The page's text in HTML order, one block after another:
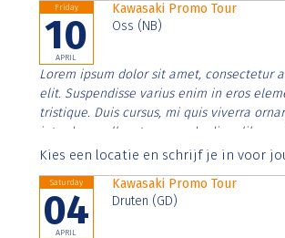
Friday
10
APRIL
Kawasaki Promo Tour
Oss (NB)
Lorem ipsum dolor sit amet, consectetur
elit. Suspendisse varius enim in eros
tristique. Duis cursus, mi quis viverra
interdum nulla, ut commodo diam libero
Aenean faucibus nibh et justo cursus id
Kies een locatie en schrijf je in voor
Saturday
04
APRIL
Kawasaki Promo Tour
Druten (GD)